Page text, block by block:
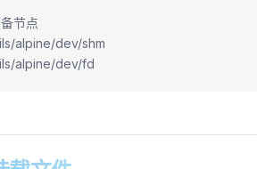
节点
alpine/dev/shm
alpine/dev/fd